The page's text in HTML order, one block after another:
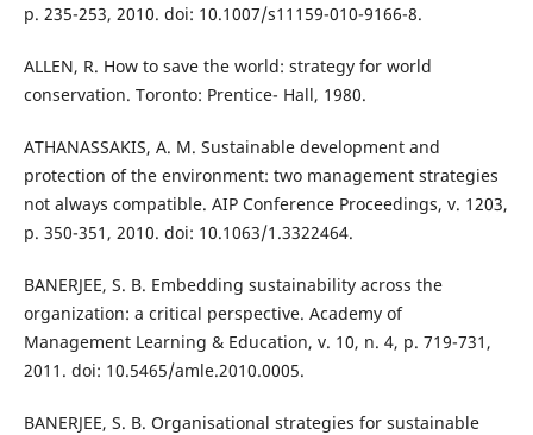
p. 235-253, 2010. doi: 10.1007/s11159-010-9166-8.
ALLEN, R. How to save the world: strategy for world
conservation. Toronto: Prentice- Hall, 1980.
ATHANASSAKIS, A. M. Sustainable development and
protection of the environment: two management strategies
not always compatible. AIP Conference Proceedings, v. 1203,
p. 350-351, 2010. doi: 10.1063/1.3322464.
BANERJEE, S. B. Embedding sustainability across the
organization: a critical perspective. Academy of
Management Learning & Education, v. 10, n. 4, p. 719-731,
2011. doi: 10.5465/amle.2010.0005.
BANERJEE, S. B. Organisational strategies for sustainable